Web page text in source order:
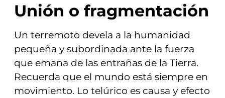
Unión o fragmentación
Un terremoto devela a la humanidad
pequeña y subordinada ante la fuerza
que emana de las entrañas de la Tierra.
Recuerda que el mundo está siempre en
movimiento. Lo telúrico es causa y efecto